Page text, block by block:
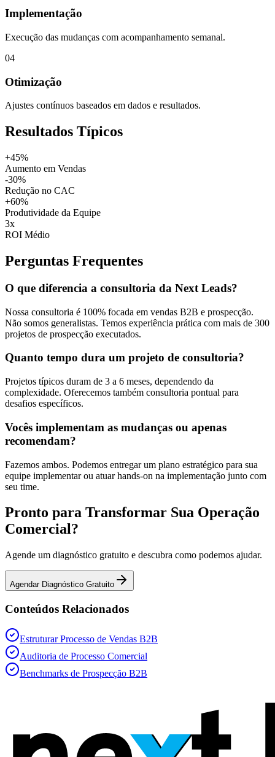
Implementação
Execução das mudanças com acompanhamento semanal.
04
Otimização
Ajustes contínuos baseados em dados e resultados.
Resultados Típicos
+45%
Aumento em Vendas
-30%
Redução no CAC
+60%
Produtividade da Equipe
3x
ROI Médio
Perguntas Frequentes
O que diferencia a consultoria da Next Leads?
Nossa consultoria é 100% focada em vendas B2B e prospecção.
Não somos generalistas. Temos experiência prática com mais de 300
projetos de prospecção executados.
Quanto tempo dura um projeto de consultoria?
Projetos típicos duram de 3 a 6 meses, dependendo da
complexidade. Oferecemos também consultoria pontual para
desafios específicos.
Vocês implementam as mudanças ou apenas
recomendam?
Fazemos ambos. Podemos entregar um plano estratégico para sua
equipe implementar ou atuar hands-on na implementação junto com
seu time.
Pronto para Transformar Sua Operação
Comercial?
Agende um diagnóstico gratuito e descubra como podemos ajudar.
Agendar Diagnóstico Gratuito
Conteúdos Relacionados
Estruturar Processo de Vendas B2B
Auditoria de Processo Comercial
Benchmarks de Prospecção B2B